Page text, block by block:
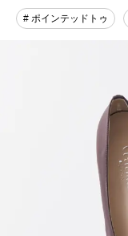
# ポインテッドトゥ